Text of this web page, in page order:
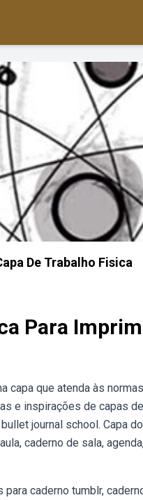
De Trabalho Fisica
Para
capa que atenda às
e inspirações de capas
journal school. Capa
caderno de sala,
caderno tumblr,